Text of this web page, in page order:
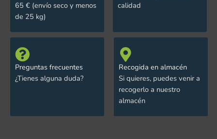
65 € (envío seco y menos
de 25 kg)
calidad
Preguntas frecuentes
¿Tienes alguna duda?
Recogida en almacén
Si quieres, puedes venir a
recogerlo a nuestro
almacén